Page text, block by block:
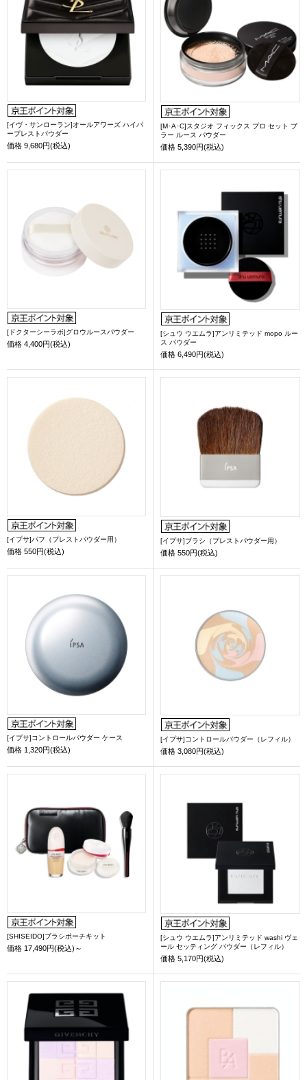
[イヴ・サンローラン]オールアワーズ ハイパ
ープレストパウダー
価格 9,680円(税込)
[M･A･C]スタジオ フィックス プロ セット ブ
ラー ルース パウダー
価格 5,390円(税込)
[ドクターシーラボ]グロウルースパウダー
価格 4,400円(税込)
[シュウ ウエムラ]アンリミテッド mopo ルー
ス パウダー
価格 6,490円(税込)
[イプサ]パフ（プレストパウダー用）
価格 550円(税込)
[イプサ]ブラシ（プレストパウダー用）
価格 550円(税込)
[イプサ]コントロールパウダー ケース
価格 1,320円(税込)
[イプサ]コントロールパウダー（レフィル）
価格 3,080円(税込)
[SHISEIDO]ブラシポーチキット
価格 17,490円(税込)～
[シュウ ウエムラ]アンリミテッド washi ヴェ
ール セッティング パウダー（レフィル）
価格 5,170円(税込)